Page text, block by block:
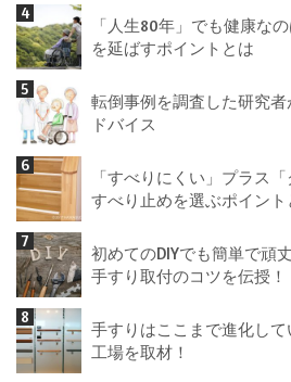
「人生80年」でも健康な
を延ばすポイントとは
転倒事例を調査した研究
ドバイス
「すべりにくい」プラス
すべり止めを選ぶポイント
初めてのDIYでも簡単で頑
手すり取付のコツを伝授！
手すりはここまで進化し
工場を取材！